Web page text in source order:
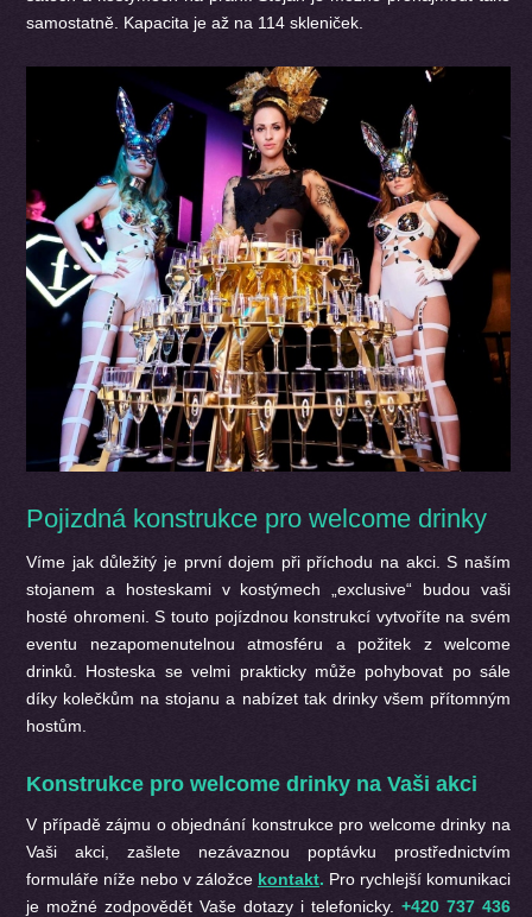
samostatně. Kapacita je až na 114 skleniček.
Pojizdná konstrukce pro welcome drinky
Víme jak důležitý je první dojem při příchodu na akci. S naším
stojanem a hosteskami v kostýmech „exclusive“ budou vaši
hosté ohromeni. S touto pojízdnou konstrukcí vytvoříte na svém
eventu nezapomenutelnou atmosféru a požitek z welcome
drinků. Hosteska se velmi prakticky může pohybovat po sále
díky kolečkům na stojanu a nabízet tak drinky všem přítomným
hostům.
Konstrukce pro welcome drinky na Vaši akci
V případě zájmu o objednání konstrukce pro welcome drinky na
Vaši akci, zašlete nezávaznou poptávku prostřednictvím
formuláře níže nebo v záložce kontakt. Pro rychlejší komunikaci
je možné zodpovědět Vaše dotazy i telefonicky. +420 737 436